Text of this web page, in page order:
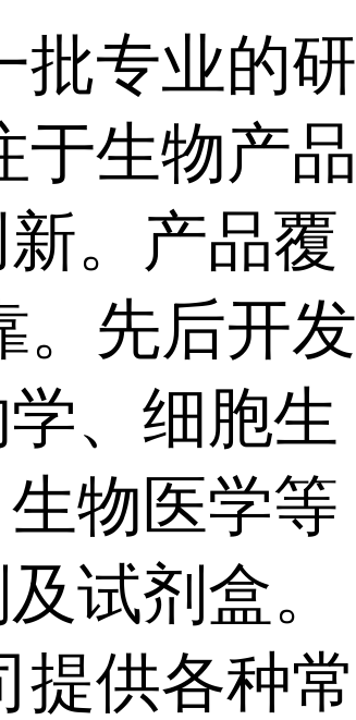
批专业的研
于生物产品
。产品覆
。先后开发
、细胞生
物医学等
试剂盒。
提供各种常